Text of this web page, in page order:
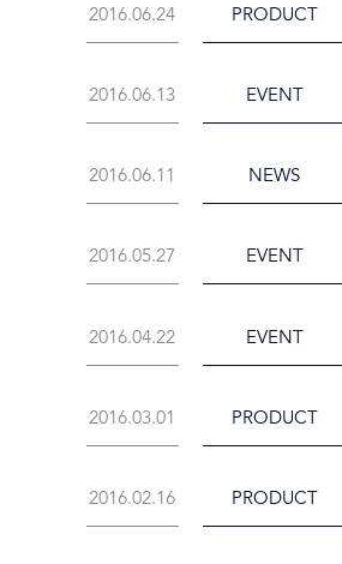
2016.06.24 PRODUCT
2016.06.13 EVENT
2016.06.11 NEWS
2016.05.27 EVENT
2016.04.22 EVENT
2016.03.01 PRODUCT
2016.02.16 PRODUCT